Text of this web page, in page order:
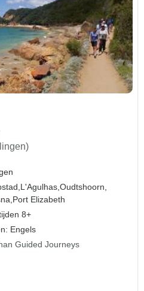
L'Agulhas,Oudtshoorn,
Port Elizabeth
8+
Engels
Guided Journeys